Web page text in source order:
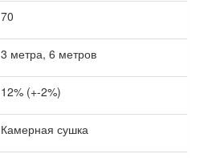
70
3 метра, 6 метров
12% (+-2%)
Камерная сушка